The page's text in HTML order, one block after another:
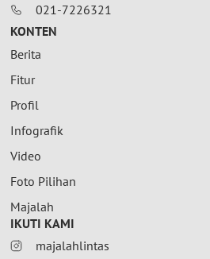
021-7226321
KONTEN
Berita
Fitur
Profil
Infografik
Video
Foto Pilihan
Majalah
IKUTI KAMI
majalahlintas